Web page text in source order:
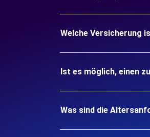
Welche Versicherung
Ist es möglich, einen
Was sind die